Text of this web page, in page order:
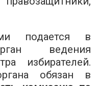
подается в
ведения
избирателей.
обязан в